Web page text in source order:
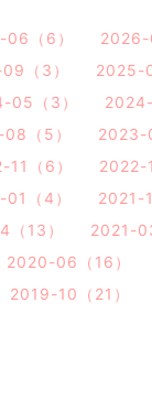
（6） 2026-
（3） 2025-
05（3） 2024-
（5） 2023-
11（6） 2022-
（4） 2021-
13） 2021-
2020-06（16）
2019-10（21）